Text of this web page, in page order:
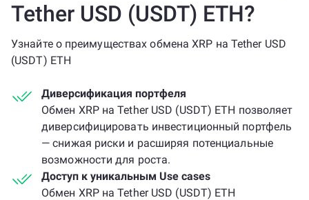
Tether USD (USDT) ETH?
Узнайте о преимуществах обмена XRP на Tether USD
(USDT) ETH
Диверсификация портфеля
Обмен XRP на Tether USD (USDT) ETH позволяет
диверсифицировать инвестиционный портфель
— снижая риски и расширяя потенциальные
возможности для роста.
Доступ к уникальным Use cases
Обмен XRP на Tether USD (USDT) ETH